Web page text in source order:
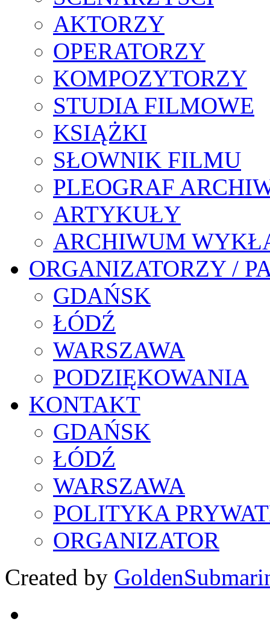
AKTORZY
OPERATORZY
KOMPOZYTORZY
STUDIA FILMOWE
KSIĄŻKI
SŁOWNIK FILMU
PLEOGRAF
ARTYKUŁY
ARCHIWUM
ORGANIZATORZY /
GDAŃSK
ŁÓDŹ
WARSZAWA
PODZIĘKOWANIA
KONTAKT
GDAŃSK
ŁÓDŹ
WARSZAWA
POLITYKA
ORGANIZATOR
Created by